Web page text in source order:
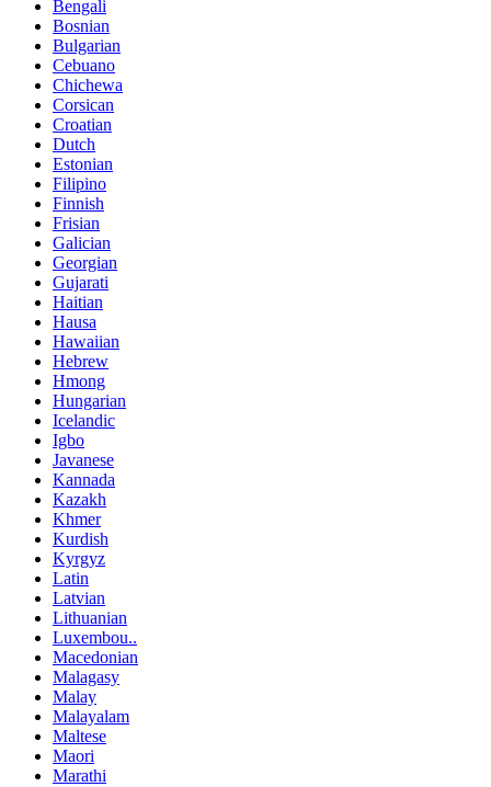
Bengali
Bosnian
Bulgarian
Cebuano
Chichewa
Corsican
Croatian
Dutch
Estonian
Filipino
Finnish
Frisian
Galician
Georgian
Gujarati
Haitian
Hausa
Hawaiian
Hebrew
Hmong
Hungarian
Icelandic
Igbo
Javanese
Kannada
Kazakh
Khmer
Kurdish
Kyrgyz
Latin
Latvian
Lithuanian
Luxembou..
Macedonian
Malagasy
Malay
Malayalam
Maltese
Maori
Marathi